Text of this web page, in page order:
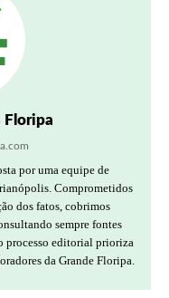
Floripa
por uma equipe de
Comprometidos
dos fatos, cobrimos
sempre fontes
processo editorial prioriza
da Grande Floripa.